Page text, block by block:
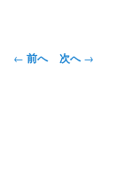
投
← 前へ 次へ→